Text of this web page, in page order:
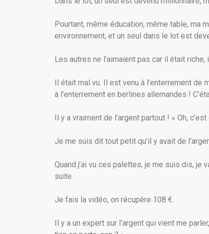
Pourtant, même éducation, même table, ma
environnement, et un seul dans le lot est
Les autres ne l’aimaient pas car il était
Il était mal vu. Il est venu à l’enterrement
à l’enterrement en berlines allemandes !
Il y a vraiment de l’argent partout ! « Oh,
Je me suis dit tout petit qu’il y avait de
Quand j’ai vu ces palettes, je me suis dis, je
suite.
Je fais la vidéo, on récupère 108 €.
Il y a un expert sur l’argent qui vient me